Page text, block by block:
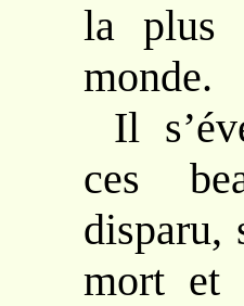
la plus
monde.
Il
ces
disparu,
mort et